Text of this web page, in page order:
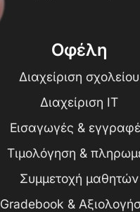
Οφέλη
Διαχείριση σχολείου
Διαχείριση IT
Εισαγωγές &
Τιμολόγηση &
Συμμετοχή μαθητών
Gradebook &